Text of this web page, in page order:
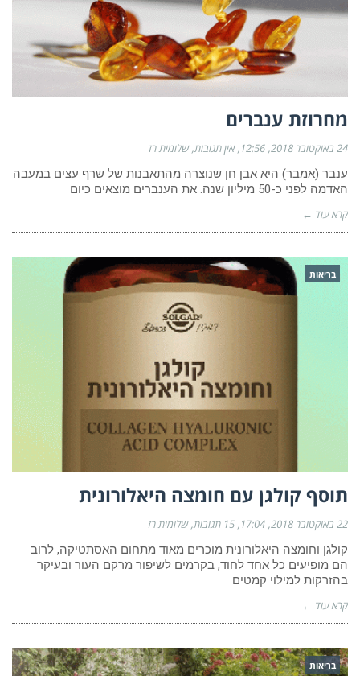
מחרוזת ענברים
24 באוקטובר 2018 12:56 אין תגובות שלומית רז
ענבר (אמבר) היא אבן חן שנוצרה מהתאבנות של שרף עצים במעבה
האדמה לפני כ-50 מיליון שנה. את הענברים מוצאים כיום
קרא עוד ←
בריאות
תוסף קולגן עם חומצה היאלורונית
22 באוקטובר 2018 17:04 15 תגובות
שלומית רז
קולגן וחומצה היאלורונית מוכרים מאוד מתחום האסתטיקה, לרוב
הם מופיעים כל אחד לחוד, בקרמים לשיפור מרקם העור ובעיקר
בהזרקות למילוי קמטים
קרא עוד ←
בריאות